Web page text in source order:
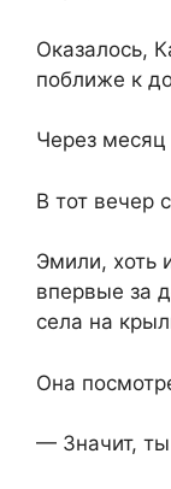
Оказалось,
поближе к
Через
В тот вечер
Эмили, хоть
впервые за
села на
Она
— Значит, ты